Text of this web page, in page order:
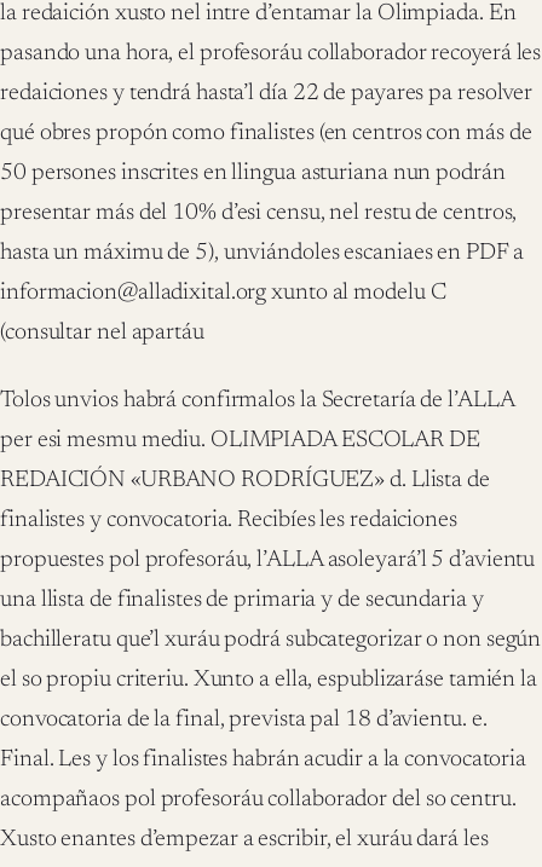
la redaición xusto nel intre d’entamar la Olimpiada. En
pasando una hora, el profesoráu collaborador recoyerá les
redaiciones y tendrá hasta’l día 22 de payares pa resolver
qué obres propón como finalistes (en centros con más de
50 persones inscrites en llingua asturiana nun podrán
presentar más del 10% d’esi censu, nel restu de centros,
hasta un máximu de 5), unviándoles escaniaes en PDF a
informacion@alladixital.org xunto al modelu C
(consultar nel apartáu
Tolos unvios habrá confirmalos la Secretaría de l’ALLA
per esi mesmu mediu. OLIMPIADA ESCOLAR DE
REDAICIÓN «URBANO RODRÍGUEZ» d. Llista de
finalistes y convocatoria. Recibíes les redaiciones
propuestes pol profesoráu, l’ALLA asoleyará’l 5 d’avientu
una llista de finalistes de primaria y de secundaria y
bachilleratu que’l xuráu podrá subcategorizar o non según
el so propiu criteriu. Xunto a ella, espublizaráse tamién la
convocatoria de la final, prevista pal 18 d’avientu. e.
Final. Les y los finalistes habrán acudir a la convocatoria
acompañaos pol profesoráu collaborador del so centru.
Xusto enantes d’empezar a escribir, el xuráu dará les